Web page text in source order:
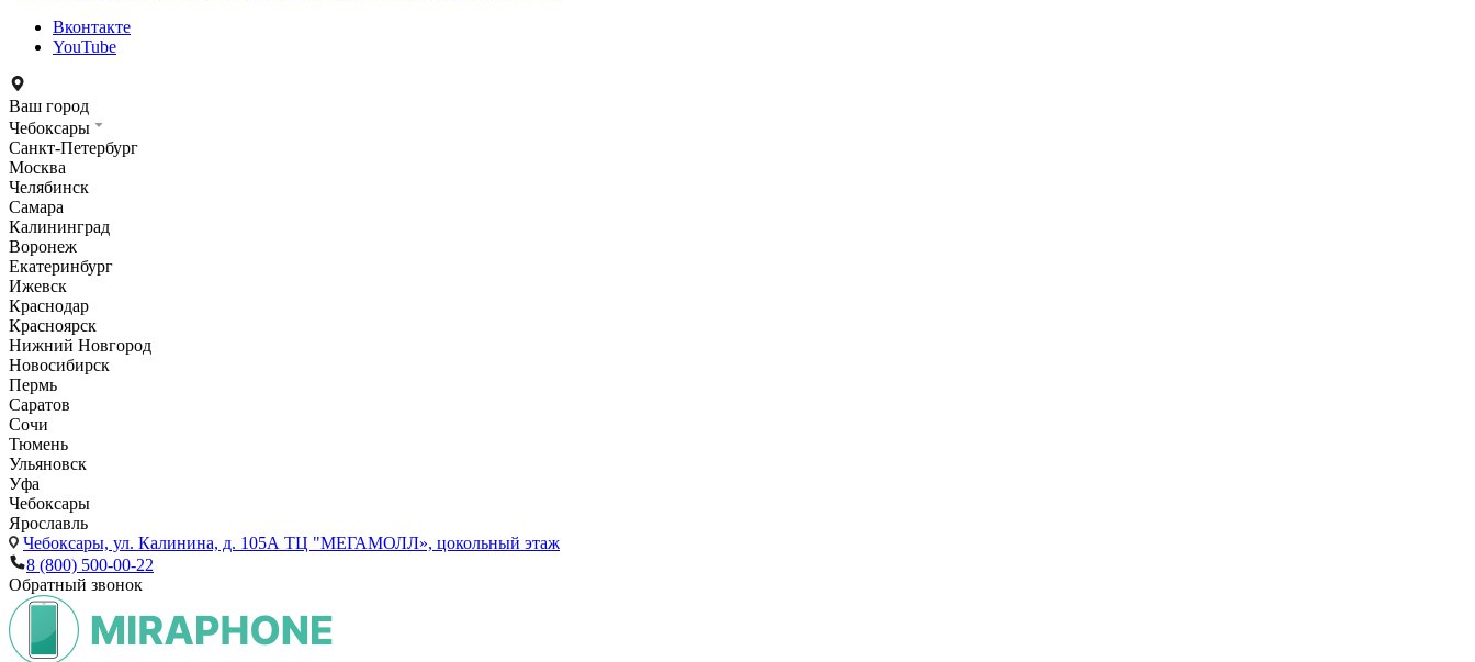
Вконтакте
YouTube
Ваш город
Чебоксары
Санкт-Петербург
Москва
Челябинск
Самара
Калининград
Воронеж
Екатеринбург
Ижевск
Краснодар
Красноярск
Нижний Новгород
Новосибирск
Пермь
Саратов
Сочи
Тюмень
Ульяновск
Уфа
Чебоксары
Ярославль
Чебоксары, ул. Калинина, д. 105А ТЦ "МЕГАМОЛЛ», цокольный этаж
8 (800) 500-00-22
Обратный звонок